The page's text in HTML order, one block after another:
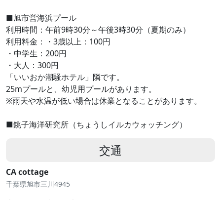
■旭市営海浜プール
利用時間：午前9時30分～午後3時30分（夏期のみ）
利用料金：・3歳以上：100円
・中学生：200円
・大人：300円
「いいおか潮騒ホテル」隣です。
25mプールと、幼児用プールがあります。
※雨天や水温が低い場合は休業となることがあります。
■銚子海洋研究所（ちょうしイルカウォッチング）
交通
CA cottage
千葉県旭市三川4945